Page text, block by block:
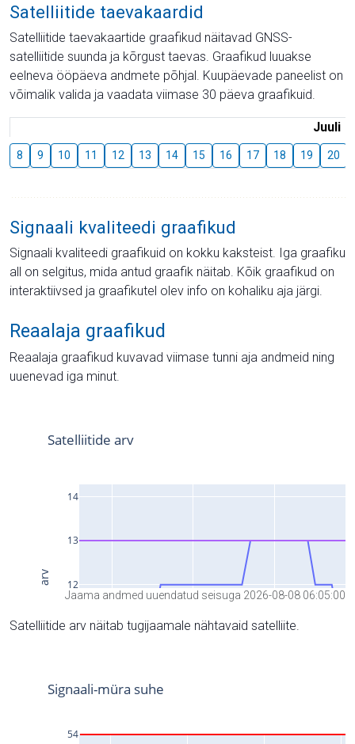
Satelliitide taevakaardid
Satelliitide taevakaartide graafikud näitavad GNSS-
satelliitide suunda ja kõrgust taevas. Graafikud luuakse
eelneva ööpäeva andmete põhjal. Kuupäevade paneelist on
võimalik valida ja vaadata viimase 30 päeva graafikuid.
Juuli
8 9 10 11 12 13 14 15 16 17 18 19 20
Signaali kvaliteedi graafikud
Signaali kvaliteedi graafikuid on kokku kaksteist. Iga graafiku
all on selgitus, mida antud graafik näitab. Kõik graafikud on
interaktiivsed ja graafikutel olev info on kohaliku aja järgi.
Reaalaja graafikud
Reaalaja graafikud kuvavad viimase tunni aja andmeid ning
uuenevad iga minut.
Jaama andmed uuendatud seisuga 2026-08-08 06:05:00
Satelliitide arv näitab tugijaamale nähtavaid satelliite.